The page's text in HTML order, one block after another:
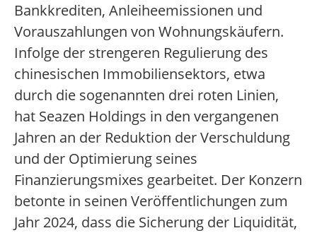
Bankkrediten, Anleiheemissionen und
Vorauszahlungen von Wohnungskäufern.
Infolge der strengeren Regulierung des
chinesischen Immobiliensektors, etwa
durch die sogenannten drei roten Linien,
hat Seazen Holdings in den vergangenen
Jahren an der Reduktion der Verschuldung
und der Optimierung seines
Finanzierungsmixes gearbeitet. Der Konzern
betonte in seinen Veröffentlichungen zum
Jahr 2024, dass die Sicherung der Liquidität,